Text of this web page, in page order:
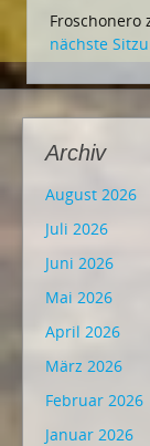
Froschonero
nächste
Archiv
August 2026
Juli 2026
Juni 2026
Mai 2026
April 2026
März 2026
Februar 2026
Januar 2026